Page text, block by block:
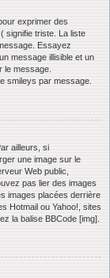
exprimer des
signifie triste. La liste
Essayez
message illisible et un
le message.
smileys par message.
ailleurs, si
une image sur le
Web public,
pas lier des images
images placées derrière
Hotmail ou Yahoo!, sites
la balise BBCode [img].